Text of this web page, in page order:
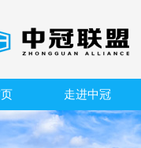
走进中冠